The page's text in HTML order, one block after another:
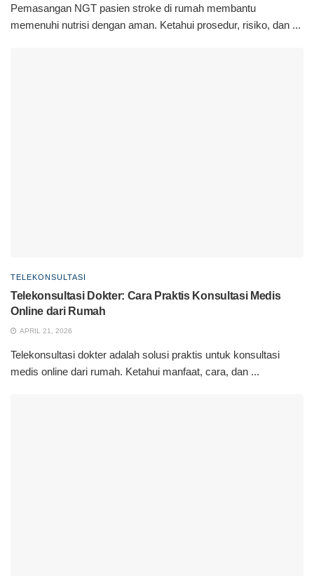
Pemasangan NGT pasien stroke di rumah membantu
memenuhi nutrisi dengan aman. Ketahui prosedur, risiko, dan ...
TELEKONSULTASI
Telekonsultasi Dokter: Cara Praktis Konsultasi Medis
Online dari Rumah
APRIL 21, 2026
Telekonsultasi dokter adalah solusi praktis untuk konsultasi
medis online dari rumah. Ketahui manfaat, cara, dan ...